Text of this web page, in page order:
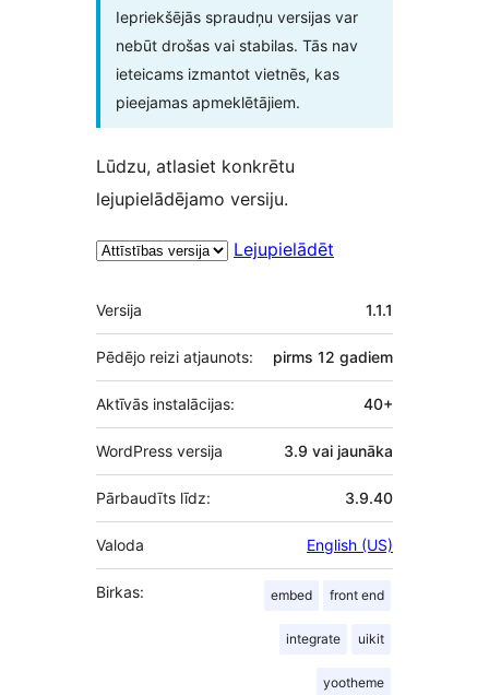
Iepriekšējās spraudņu versijas var
nebūt drošas vai stabilas. Tās nav
ieteicams izmantot vietnēs, kas
pieejamas apmeklētājiem.
Lūdzu, atlasiet konkrētu
lejupielādējamo versiju.
Lejupielādēt
Meta
Versija 1.1.1
Pēdējo reizi atjaunots: pirms 12 gadiem
Aktīvās instalācijas: 40+
WordPress versija 3.9 vai jaunāka
Pārbaudīts līdz: 3.9.40
Valoda English (US)
Birkas: embed front end
integrate uikit
yootheme